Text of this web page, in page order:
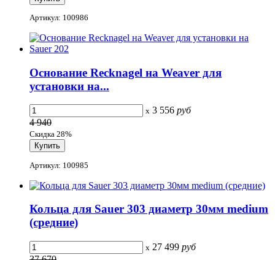
Артикул: 100986
Основание Recknagel на Weaver для
установки на...
x 3 556 руб
4 940
Скидка 28%
Артикул: 100985
Кольца для Sauer 303 диаметр 30мм medium
(средние)
x 27 499 руб